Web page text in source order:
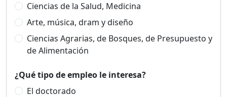
Ciencias de la Salud, Medicina
Arte, música, dram y diseño
Ciencias Agrarias, de Bosques, de Presupuesto y
de Alimentación
¿Qué tipo de empleo le interesa?
El doctorado